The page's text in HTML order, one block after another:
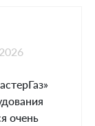
очень